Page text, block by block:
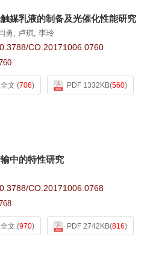
媒乳液的制备及光催化性能研究
勇, 卢琪, 李玲
CO.20171006.0760
文 (706) PDF 1332KB(560)
中的特性研究
CO.20171006.0768
文 (970) PDF 2742KB(816)